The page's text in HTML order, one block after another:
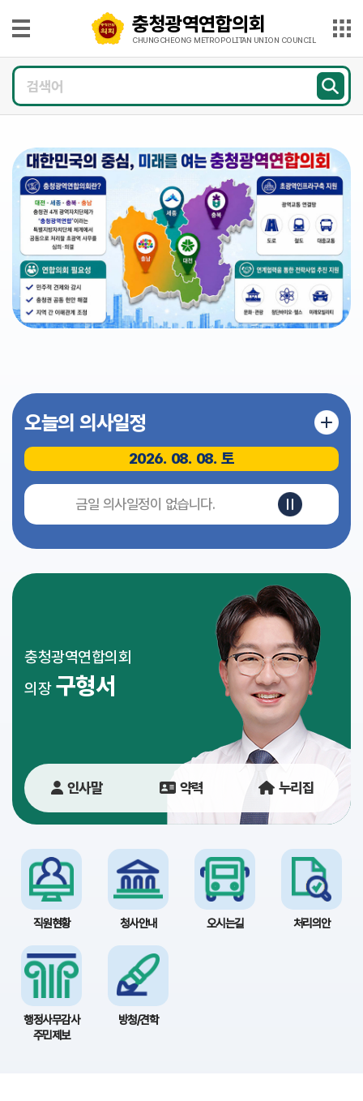
광
역
연
의
회
METROPOLITAN
UNION
COUNCIL
회
소
의
원
광
장
의
정
활
동
의
자
회
의
록
영
상
의
송
참
이
용
안
내
충청광역연합의회
CHUNGCHEONG METROPOLITAN UNION COUNCIL
오늘의 의사일정
2026. 08. 08. 토
금일 의사일정이 없습니다.
충청광역연합의회
의장 구형서
인사말 약력 누리집
직원현황 청사안내 오시는길 처리의안
행정사무감사
주민제보
방청/견학